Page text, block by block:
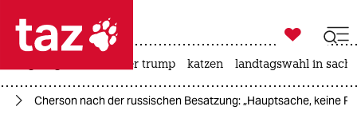
 taz zahl ich
taz zahl ich

taz zahl ich
usa unter trump katzen landtagswahl in
Cherson nach der russischen Besatzung: „Hauptsache, keine